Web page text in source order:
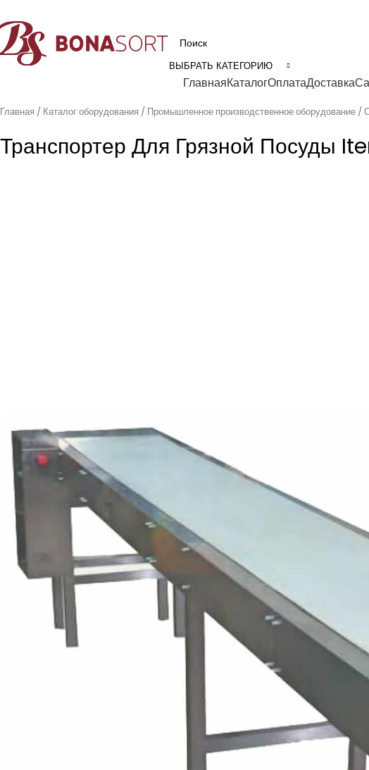
ВЫБРАТЬ КАТЕГОРИЮ
ГлавнаяКаталогОплатаДоставка
Главная Каталог оборудования Промышленное производственное оборудование
Транспортер Для Грязной Посуды